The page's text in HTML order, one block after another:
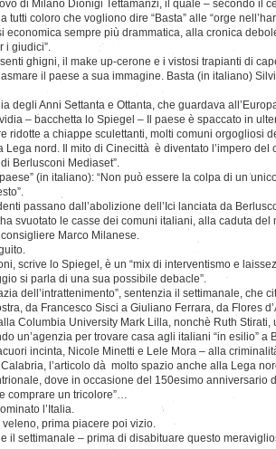
di Milano Dionigi Tettamanzi, il quale – secondo il
tutti coloro che vogliono dire “Basta” alle “orge
economica sempre più drammatica, alla cronica
i giudici”.
ghigni, il make up-cerone e i vistosi trapianti di
il paese a sua immagine. Basta (in italiano)
degli Anni Settanta e Ottanta, che guardava
– bacchetta lo Spiegel – Il paese è spaccato in
ridotte a chiappe sculettanti, molti comuni orgogliosi
Lega nord. Il mito di Cinecittà è diventato l’impero del
Berlusconi Mediaset”.
(in italiano): “Non può essere la colpa di un
passano dall’abolizione dell’Ici lanciata da
svuotato le casse dei comuni italiani, alla caduta del
Marco Milanese.
scrive lo Spiegel, è un “mix di interventismo e
si parla di una sua possibile debacle”.
dell’intrattenimento”, sentenzia il settimanale, che
da Francesco Sisci a Giuliano Ferrara, da Flores
Columbia University Mark Lilla, nonchè Ruth Stirati,
un’agenzia per trovare casa agli italiani “in esilio” a
incinta, Nicole Minetti e Lele Mora – alla
l’articolo dà molto spazio anche alla Lega
dove in occasione del 150esimo anniversario
comprare un tricolore”…
l’Italia.
veleno, prima piacere poi vizio.
il settimanale – prima di disabituare questo